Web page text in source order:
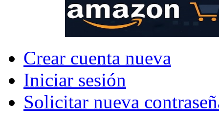
Crear cuenta nueva
Iniciar sesión
Solicitar nueva